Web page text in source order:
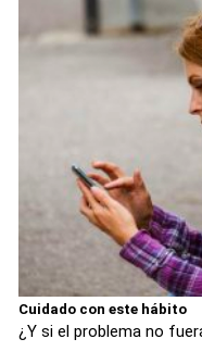
Cuidado con este hábito
¿Y si el problema no